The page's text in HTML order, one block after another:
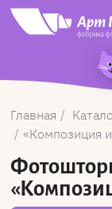
Главная
Композиция